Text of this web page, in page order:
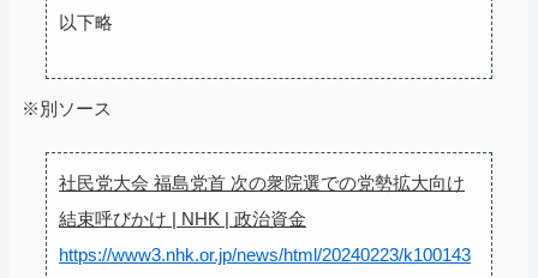
以下略
※別ソース
社民党大会 福島党首 次の衆院選での党勢拡大向け
結束呼びかけ | NHK | 政治資金
https://www3.nhk.or.jp/news/html/20240223/k100143